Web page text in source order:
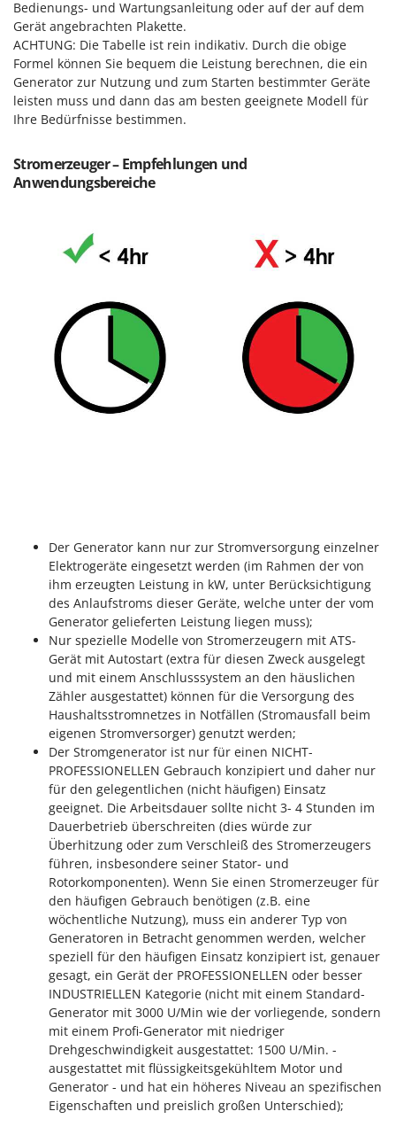
Spiralmac
Spring Protezione
Spyro
Stanley
Stiga
Sunseeker
TecnoGen
Telwin
Tenco
Tineco
Titania
Tornado
Udor
Unger
Verdemax
Vesco
Volpi
Waldner
Weber
WIDU
Wiper EcoRobot
Wolf Garten
Wortex
Worx
Yard Force
Zanon
Zephir
ZGrills
Zodiac
Zomax
Bedienungs- und Wartungsanleitung oder auf der auf dem
Gerät angebrachten Plakette.
ACHTUNG: Die Tabelle ist rein indikativ. Durch die obige
Formel können Sie bequem die Leistung berechnen, die ein
Generator zur Nutzung und zum Starten bestimmter Geräte
leisten muss und dann das am besten geeignete Modell für
Ihre Bedürfnisse bestimmen.
Stromerzeuger – Empfehlungen und
Anwendungsbereiche
Der Generator kann nur zur Stromversorgung einzelner
Elektrogeräte eingesetzt werden (im Rahmen der von
ihm erzeugten Leistung in kW, unter Berücksichtigung
des Anlaufstroms dieser Geräte, welche unter der vom
Generator gelieferten Leistung liegen muss);
Nur spezielle Modelle von Stromerzeugern mit ATS-
Gerät mit Autostart (extra für diesen Zweck ausgelegt
und mit einem Anschlusssystem an den häuslichen
Zähler ausgestattet) können für die Versorgung des
Haushaltsstromnetzes in Notfällen (Stromausfall beim
eigenen Stromversorger) genutzt werden;
Der Stromgenerator ist nur für einen NICHT-
PROFESSIONELLEN Gebrauch konzipiert und daher nur
für den gelegentlichen (nicht häufigen) Einsatz
geeignet. Die Arbeitsdauer sollte nicht 3- 4 Stunden im
Dauerbetrieb überschreiten (dies würde zur
Überhitzung oder zum Verschleiß des Stromerzeugers
führen, insbesondere seiner Stator- und
Rotorkomponenten). Wenn Sie einen Stromerzeuger für
den häufigen Gebrauch benötigen (z.B. eine
wöchentliche Nutzung), muss ein anderer Typ von
Generatoren in Betracht genommen werden, welcher
speziell für den häufigen Einsatz konzipiert ist, genauer
gesagt, ein Gerät der PROFESSIONELLEN oder besser
INDUSTRIELLEN Kategorie (nicht mit einem Standard-
Generator mit 3000 U/Min wie der vorliegende, sondern
mit einem Profi-Generator mit niedriger
Drehgeschwindigkeit ausgestattet: 1500 U/Min. -
ausgestattet mit flüssigkeitsgekühltem Motor und
Generator - und hat ein höheres Niveau an spezifischen
Eigenschaften und preislich großen Unterschied);